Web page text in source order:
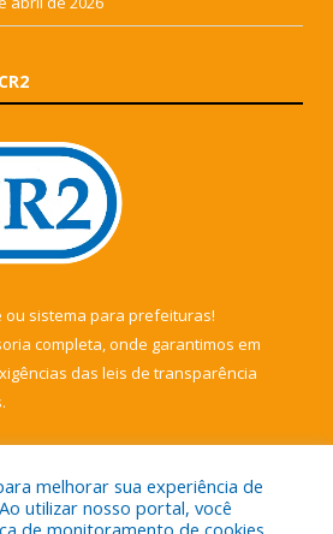
ou sistema para prefeituras!
completa, onde garantimos em
das leis de transparência
melhorar sua experiência de
utilizar nosso portal, você
de monitoramento de cookies.